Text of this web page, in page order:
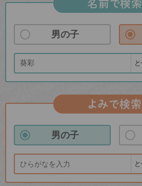
名前で検索
男の子
よみで検索
男の子